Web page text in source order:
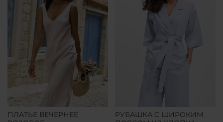
ПЛАТЬЕ ВЕЧЕРНЕЕ
РУБАШКА С ШИРОКИМ